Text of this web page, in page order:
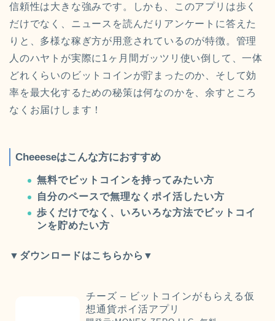
信頼性は大きな強みです。しかも、このアプリは歩く
だけでなく、ニュースを読んだりアンケートに答えた
りと、多様な稼ぎ方が用意されているのが特徴。管理
人のハヤトが実際に1ヶ月間ガッツリ使い倒して、一体
どれくらいのビットコインが貯まったのか、そして効
率を最大化するための秘策は何なのかを、余すところ
なくお届けします！
Cheeeseはこんな方におすすめ
無料でビットコインを持ってみたい方
自分のペースで無理なくポイ活したい方
歩くだけでなく、いろいろな方法でビットコイ
ンを貯めたい方
▼ダウンロードはこちらから▼
チーズ – ビットコインがもらえる仮
想通貨ポイ活アプリ